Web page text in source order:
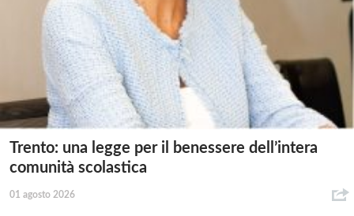
Trento: una legge per il benessere dell’intera
comunità scolastica
01 agosto 2026